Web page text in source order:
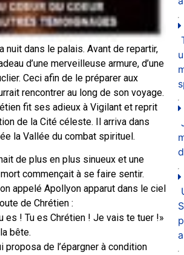
nuit dans le palais. Avant de repartir,
d’une merveilleuse armure, d’une
Ceci afin de le préparer aux
rencontrer au long de son voyage.
fit ses adieux à Vigilant et reprit
de la Cité céleste. Il arriva dans
la Vallée du combat spirituel.
de plus en plus sinueux et une
commençait à se faire sentir.
appelé Apollyon apparut dans le ciel
de Chrétien :
es ! Tu es Chrétien ! Je vais te tuer !»
bête.
proposa de l’épargner à condition